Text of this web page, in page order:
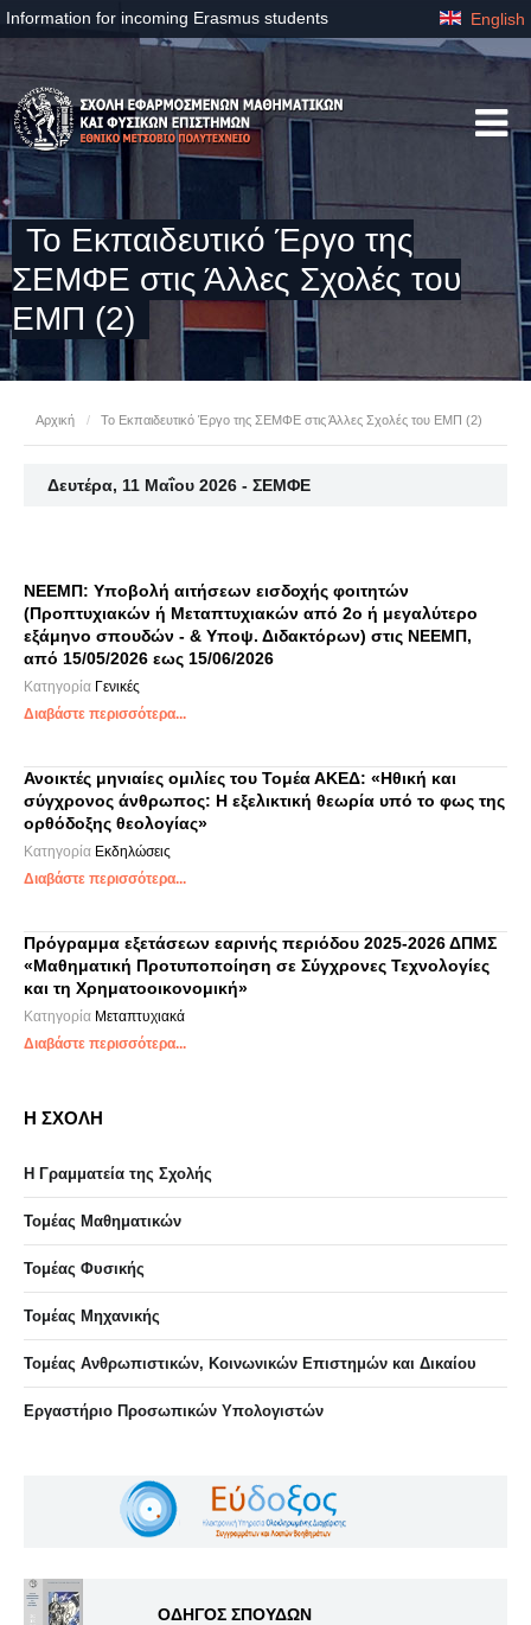
Information for incoming Erasmus students English
Το Εκπαιδευτικό Έργο της
ΣΕΜΦΕ στις Άλλες Σχολές του
ΕΜΠ (2)
Αρχική / Το Εκπαιδευτικό Έργο της ΣΕΜΦΕ στις Άλλες Σχολές του ΕΜΠ (2)
Δευτέρα, 11 Μαΐου 2026 - ΣΕΜΦΕ
ΝΕΕΜΠ: Υποβολή αιτήσεων εισδοχής φοιτητών
(Προπτυχιακών ή Μεταπτυχιακών από 2ο ή μεγαλύτερο
εξάμηνο σπουδών - & Υποψ. Διδακτόρων) στις ΝΕΕΜΠ,
από 15/05/2026 εως 15/06/2026
Κατηγορία Γενικές
Διαβάστε περισσότερα...
Ανοικτές μηνιαίες ομιλίες του Τομέα ΑΚΕΔ: «Ηθική και
σύγχρονος άνθρωπος: Η εξελικτική θεωρία υπό το φως της
ορθόδοξης θεολογίας»
Κατηγορία Εκδηλώσεις
Διαβάστε περισσότερα...
Πρόγραμμα εξετάσεων εαρινής περιόδου 2025-2026 ΔΠΜΣ
«Μαθηματική Προτυποποίηση σε Σύγχρονες Τεχνολογίες
και τη Χρηματοοικονομική»
Κατηγορία Μεταπτυχιακά
Διαβάστε περισσότερα...
Η ΣΧΟΛΗ
Η Γραμματεία της Σχολής
Τομέας Μαθηματικών
Τομέας Φυσικής
Τομέας Μηχανικής
Τομέας Ανθρωπιστικών, Κοινωνικών Επιστημών και Δικαίου
Eργαστήριo Προσωπικών Υπολογιστών
ΟΔΗΓΟΣ ΣΠΟΥΔΩΝ